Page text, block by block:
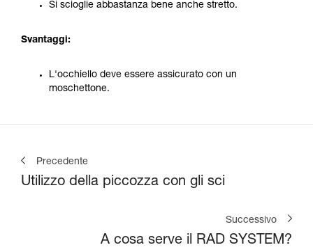
Si scioglie abbastanza bene anche stretto.
Svantaggi:
L'occhiello deve essere assicurato con un
moschettone.
Precedente
Utilizzo della piccozza con gli sci
Successivo
A cosa serve il RAD SYSTEM?